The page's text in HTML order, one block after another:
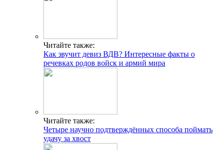
Читайте также:
Как звучит девиз ВДВ? Интересные факты о
речевках родов войск и армий мира
Читайте также:
Четыре научно подтверждённых способа поймать
удачу за хвост